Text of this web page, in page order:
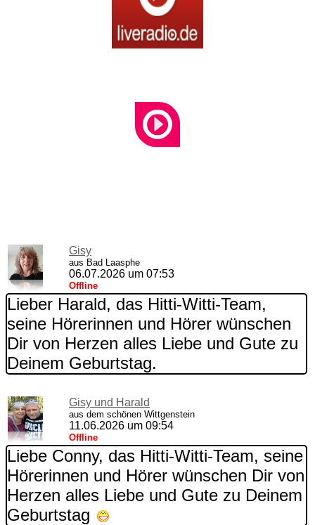
Gisy
aus Bad Laasphe
06.07.2026 um 07:53
Offline
Lieber Harald, das Hitti-Witti-Team,
seine Hörerinnen und Hörer wünschen
Dir von Herzen alles Liebe und Gute zu
Deinem Geburtstag.
Gisy und Harald
aus dem schönen Wittgenstein
11.06.2026 um 09:54
Offline
Liebe Conny, das Hitti-Witti-Team, seine
Hörerinnen und Hörer wünschen Dir von
Herzen alles Liebe und Gute zu Deinem
Geburtstag